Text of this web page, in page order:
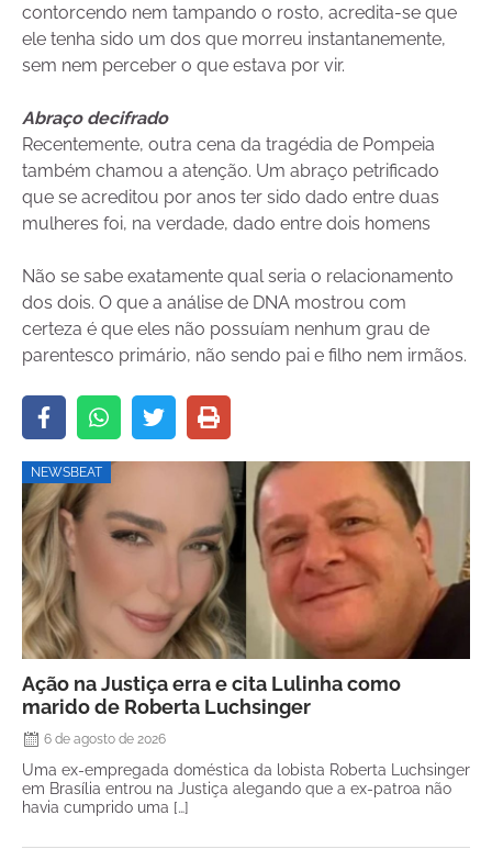
contorcendo nem tampando o rosto, acredita-se que
ele tenha sido um dos que morreu instantanemente,
sem nem perceber o que estava por vir.
Abraço decifrado
Recentemente, outra cena da tragédia de Pompeia
também chamou a atenção. Um abraço petrificado
que se acreditou por anos ter sido dado entre duas
mulheres foi, na verdade, dado entre dois homens
Não se sabe exatamente qual seria o relacionamento
dos dois. O que a análise de DNA mostrou com
certeza é que eles não possuíam nenhum grau de
parentesco primário, não sendo pai e filho nem irmãos.
NEWSBEAT
Ação na Justiça erra e cita Lulinha como
marido de Roberta Luchsinger
6 de agosto de 2026
Uma ex-empregada doméstica da lobista Roberta Luchsinger
em Brasília entrou na Justiça alegando que a ex-patroa não
havia cumprido uma […]